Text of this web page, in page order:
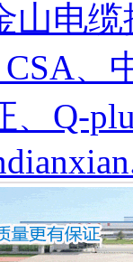
山电
、
Q-